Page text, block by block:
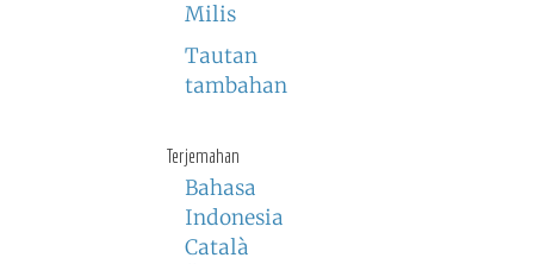
Milis
Tautan
tambahan
Terjemahan
Bahasa
Indonesia
Català